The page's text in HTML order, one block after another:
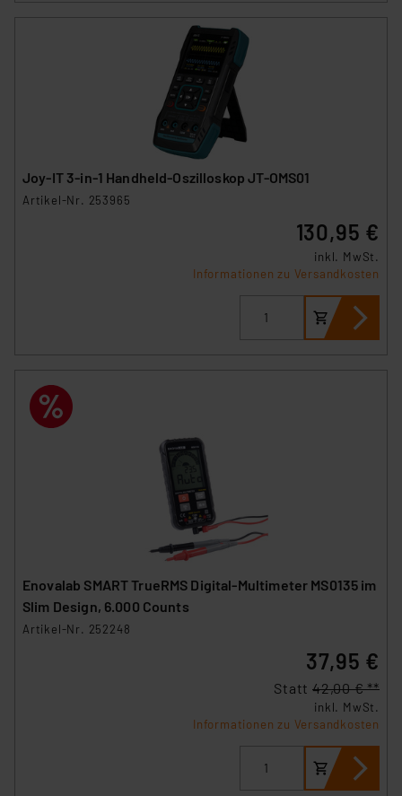
Joy-IT 3-in-1 Handheld-Oszilloskop JT-OMS01
Artikel-Nr. 253965
130,95 €
inkl. MwSt.
Informationen zu Versandkosten
Enovalab SMART TrueRMS Digital-Multimeter MS0135 im
Slim Design, 6.000 Counts
Artikel-Nr. 252248
37,95 €
Statt 42,00 € **
inkl. MwSt.
Informationen zu Versandkosten